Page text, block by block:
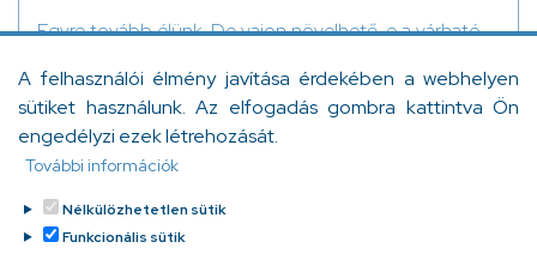
A felhasználói élmény javítása érdekében a webhelyen
sütiket használunk. Az elfogadás gombra kattintva Ön
engedélyzi ezek létrehozását.
További információk
Nélkülözhetetlen sütik
Funkcionális sütik
Egyre tovább élünk. De vajon növelhető-e a várható
Bödő Anita
2024. december 10.
Tovább